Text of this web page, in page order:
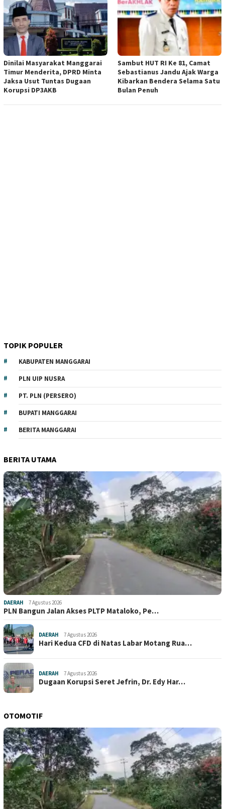
Dinilai Masyarakat Manggarai
Timur Menderita, DPRD Minta
Jaksa Usut Tuntas Dugaan
Korupsi DP3AKB
Sambut HUT RI Ke 81, Camat
Sebastianus Jandu Ajak Warga
Kibarkan Bendera Selama Satu
Bulan Penuh
TOPIK POPULER
KABUPATEN MANGGARAI
PLN UIP NUSRA
PT. PLN (PERSERO)
BUPATI MANGGARAI
BERITA MANGGARAI
BERITA UTAMA
DAERAH 7 Agustus 2026
PLN Bangun Jalan Akses PLTP Mataloko, Pe…
DAERAH 7 Agustus 2026
Hari Kedua CFD di Natas Labar Motang Rua…
DAERAH 7 Agustus 2026
Dugaan Korupsi Seret Jefrin, Dr. Edy Har…
OTOMOTIF